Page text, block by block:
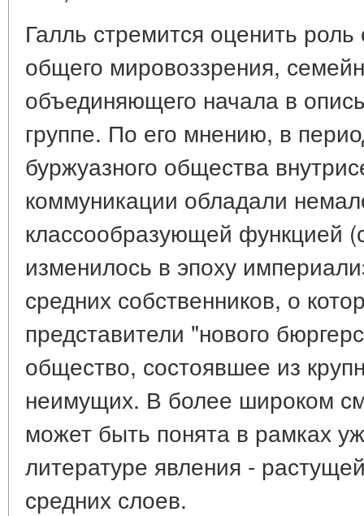
Галль стремится оценить
общего мировоззрения,
объединяющего начала в
группе. По его мнению, в
буржуазного общества
коммуникации обладали
классообразующей функцией
изменилось в эпоху
средних собственников, о
представители "нового
общество, состоявшее из
неимущих. В более широком
может быть понята в рамках
литературе явления -
средних слоев.